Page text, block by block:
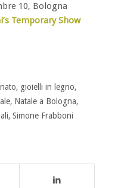
10, Bologna
Temporary Show
, gioielli in legno,
, Natale a Bologna,
, Simone Frabboni